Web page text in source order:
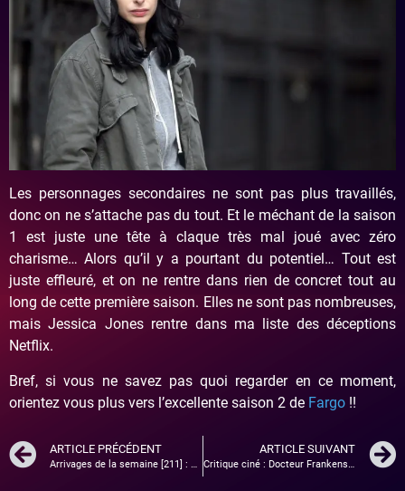
Les personnages secondaires ne sont pas plus travaillés,
donc on ne s’attache pas du tout. Et le méchant de la saison
1 est juste une tête à claque très mal joué avec zéro
charisme… Alors qu’il y a pourtant du potentiel… Tout est
juste effleuré, et on ne rentre dans rien de concret tout au
long de cette première saison. Elles ne sont pas nombreuses,
mais Jessica Jones rentre dans ma liste des déceptions
Netflix.
Bref, si vous ne savez pas quoi regarder en ce moment,
orientez vous plus vers l’excellente saison 2 de Fargo !!
ARTICLE PRÉCÉDENT
Arrivages de la semaine [211] : Lenovo Yoga Tab 3 Pro, Skylanders …
ARTICLE SUIVANT
Critique ciné : Docteur Frankenstein